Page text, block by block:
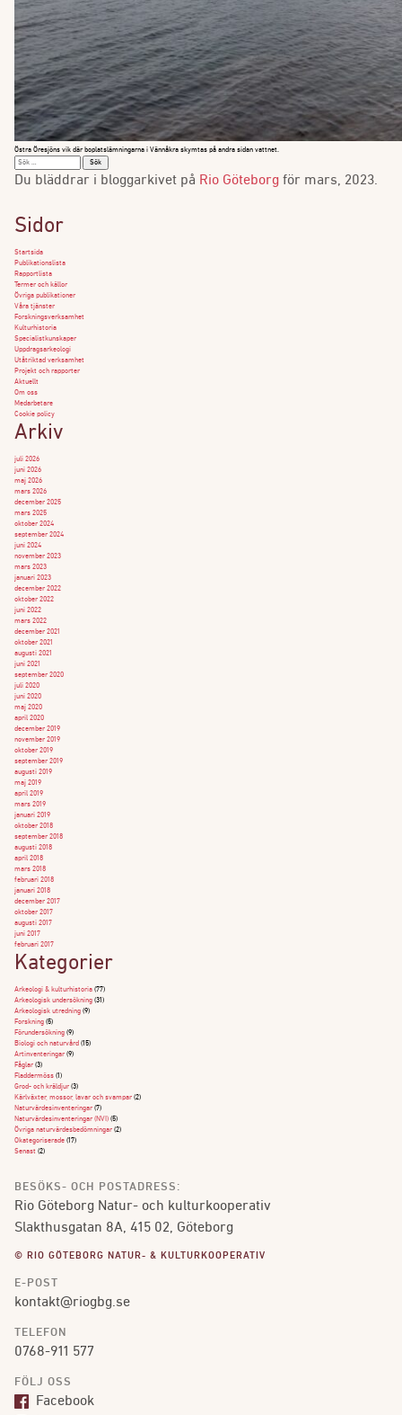
Östra Öresjöns vik där boplatslämningarna i Vännåkra skymtas på andra sidan vattnet.
Sök
efter:
Du bläddrar i bloggarkivet på Rio Göteborg för mars, 2023.
Sidor
Startsida
Publikationslista
Rapportlista
Termer och källor
Övriga publikationer
Våra tjänster
Forskningsverksamhet
Kulturhistoria
Specialistkunskaper
Uppdragsarkeologi
Utåtriktad verksamhet
Projekt och rapporter
Aktuellt
Om oss
Medarbetare
Cookie policy
Arkiv
juli 2026
juni 2026
maj 2026
mars 2026
december 2025
mars 2025
oktober 2024
september 2024
juni 2024
november 2023
mars 2023
januari 2023
december 2022
oktober 2022
juni 2022
mars 2022
december 2021
oktober 2021
augusti 2021
juni 2021
september 2020
juli 2020
juni 2020
maj 2020
april 2020
december 2019
november 2019
oktober 2019
september 2019
augusti 2019
maj 2019
april 2019
mars 2019
januari 2019
oktober 2018
september 2018
augusti 2018
april 2018
mars 2018
februari 2018
januari 2018
december 2017
oktober 2017
augusti 2017
juni 2017
februari 2017
Kategorier
Arkeologi & kulturhistoria (77)
Arkeologisk undersökning (31)
Arkeologisk utredning (9)
Forskning (5)
Förundersökning (9)
Biologi och naturvård (15)
Artinventeringar (9)
Fåglar (3)
Fladdermöss (1)
Grod- och kräldjur (3)
Kärlväxter, mossor, lavar och svampar (2)
Naturvärdesinventeringar (7)
Naturvärdesinventeringar (NVI) (5)
Övriga naturvärdesbedömningar (2)
Okategoriserade (17)
Senast (2)
BESÖKS- OCH POSTADRESS:
Rio Göteborg Natur- och kulturkooperativ
Slakthusgatan 8A, 415 02, Göteborg
© RIO GÖTEBORG NATUR- & KULTURKOOPERATIV
E-POST
kontakt@riogbg.se
TELEFON
0768-911 577
FÖLJ OSS
Facebook